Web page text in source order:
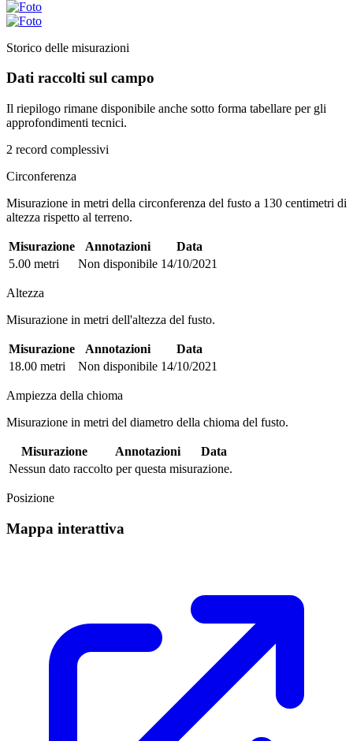
Storico delle misurazioni
Dati raccolti sul campo
Il riepilogo rimane disponibile anche sotto forma tabellare per gli
approfondimenti tecnici.
2 record complessivi
Circonferenza
Misurazione in metri della circonferenza del fusto a 130 centimetri di
altezza rispetto al terreno.
Misurazione Annotazioni
Data
5.00 metri
Non disponibile 14/10/2021
Altezza
Misurazione in metri dell'altezza del fusto.
Misurazione Annotazioni
Data
18.00 metri
Non disponibile 14/10/2021
Ampiezza della chioma
Misurazione in metri del diametro della chioma del fusto.
Misurazione Annotazioni
Data
Nessun dato raccolto per questa misurazione.
Posizione
Mappa interattiva